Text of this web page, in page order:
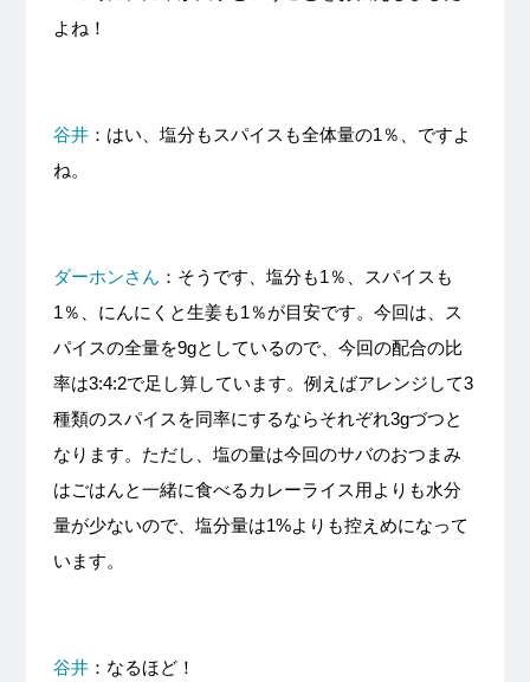
よね！
谷井：はい、塩分もスパイスも全体量の1％、ですよ
ね。
ダーホンさん ：そうです、塩分も1％、スパイスも
1％、にんにくと生姜も1％が目安です。今回は、ス
パイスの全量を9gとしているので、今回の配合の比
率は3:4:2で足し算しています。例えばアレンジして3
種類のスパイスを同率にするならそれぞれ3gづつと
なります。ただし、塩の量は今回のサバのおつまみ
はごはんと一緒に食べるカレーライス用よりも水分
量が少ないので、塩分量は1%よりも控えめになって
います。
谷井：なるほど！